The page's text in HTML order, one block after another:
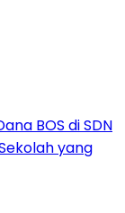
BOS di SDN
yang